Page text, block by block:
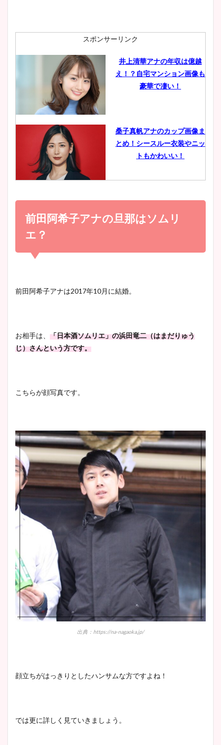
肉も凄い！
鈴木唯の太ってた時の体重が
ヤバすぎww原因や痩せたダ
豊島実季アナのカップ画像ま
とめ！美脚や水着姿に年齢も
宇賀神メグアナのニット画像
池谷実悠アナのメガネ画像が
スポンサーリンク
井上清華アナの年収は億越
え！？自宅マンション画像も
豪華で凄い！
桑子真帆アナのカップ画像ま
とめ！シースルー衣装やニッ
トもかわいい！
小室瑛莉子のカップ画像まと
め！足が美脚でニット衣装も
かわいい！
wikiプロフもチェック！
大家彩香アナのかわいいカッ
肉も凄い！
鈴木唯の太ってた時の体重が
ヤバすぎww原因や痩せたダ
イエット方は？昔と現在を画
像比較！
豊島実季アナのカップ画像ま
とめ！美脚や水着姿に年齢も
宇賀神メグアナのニット画像
まとめ！足も美脚でカップも
前田阿希子アナの旦那はソムリ
エ？
前田阿希子アナは2017年10月に結婚。
お相手は、 「日本酒ソムリエ」の浜田竜二（はまだりゅう
じ）さんという方です。
こちらが顔写真です。
出典：https://na-nagaoka.jp/
顔立ちがはっきりとしたハンサムな方ですよね！
では更に詳しく見ていきましょう。